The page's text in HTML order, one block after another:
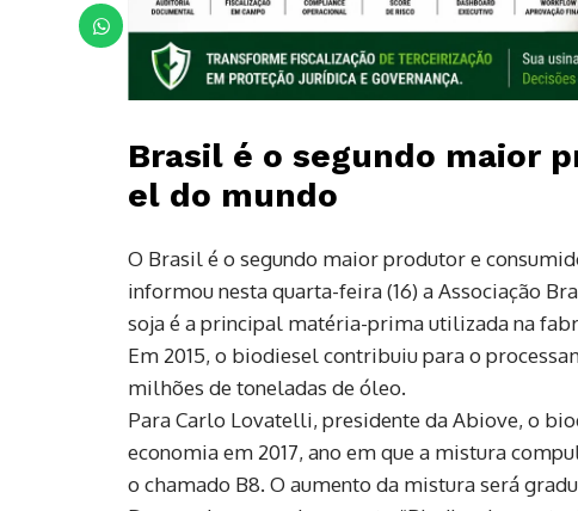
Brasil é o segundo maior
el do mundo
O Brasil é o segundo maior produtor e
informou nesta quarta-feira (16) a Associação
soja é a principal matéria-prima utilizada na
Em 2015, o biodiesel contribuiu para o
milhões de toneladas de óleo.
Para Carlo Lovatelli, presidente da Abiove, o
economia em 2017, ano em que a mistura
o chamado B8. O aumento da mistura será